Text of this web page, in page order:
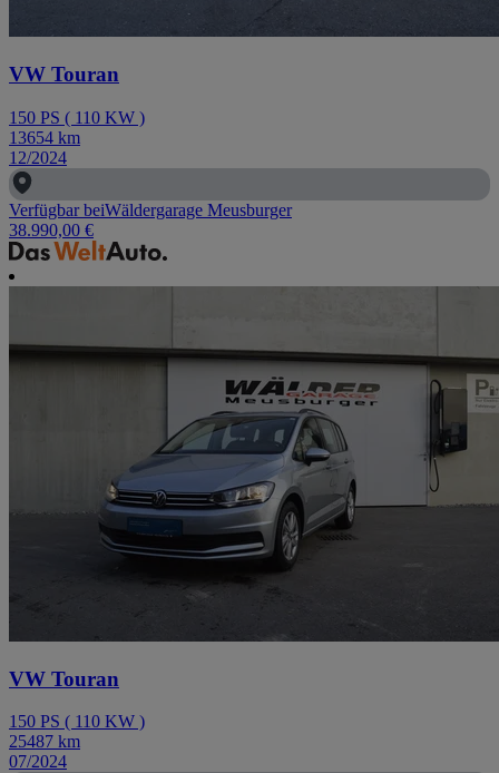
VW Touran
150 PS ( 110 KW )
13654 km
12/2024
Verfügbar beiWäldergarage Meusburger
38.990,00 €
VW Touran
150 PS ( 110 KW )
25487 km
07/2024